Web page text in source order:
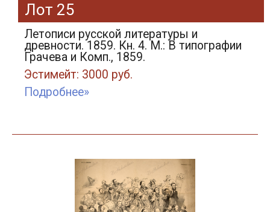
Лот 25
Летописи русской литературы и
древности. 1859. Кн. 4. М.: В типографии
Грачева и Комп., 1859.
Эстимейт: 3000 руб.
Подробнее»